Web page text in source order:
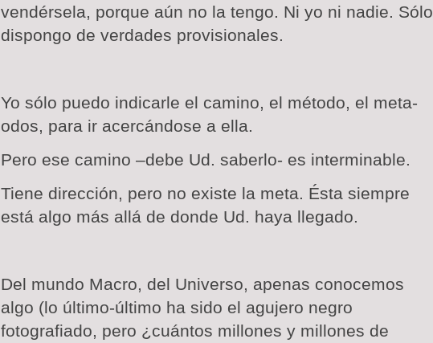
vendérsela, porque aún no la tengo. Ni yo ni nadie. Sólo
dispongo de verdades provisionales.
Yo sólo puedo indicarle el camino, el método, el meta-
odos, para ir acercándose a ella.
Pero ese camino –debe Ud. saberlo- es interminable.
Tiene dirección, pero no existe la meta. Ésta siempre
está algo más allá de donde Ud. haya llegado.
Del mundo Macro, del Universo, apenas conocemos
algo (lo último-último ha sido el agujero negro
fotografiado, pero ¿cuántos millones y millones de